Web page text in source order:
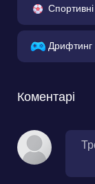
Спортивні
Дрифтинг
Коментарі